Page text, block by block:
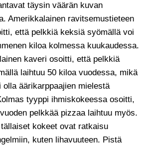
täysin väärän kuvan
Amerikkalainen ravitsemustieteen
että pelkkiä keksiä syömällä voi
kiloa kolmessa kuukaudessa.
kaveri osoitti, että pelkkiä
laihtuu 50 kiloa vuodessa, mikä
olla äärikarppaajien mielestä
tyyppi ihmiskokeessa osoitti,
pelkkää pizzaa laihtuu myös.
kokeet ovat ratkaisu
kuten lihavuuteen. Pistä